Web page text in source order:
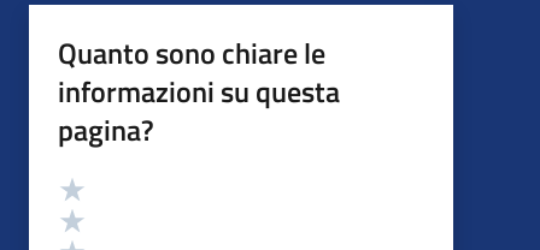
Quanto sono chiare le
informazioni su questa
pagina?
Valutazione